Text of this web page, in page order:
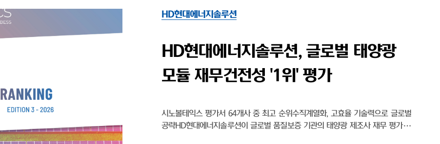
HD현대에너지솔루션
HD현대엔솔, 출범 후 첫 신용등급 'A-
'…태양광 영토 확장 박차
HD현대엔솔, 출범 후 첫 신용등급 'A-'…태양광 영토 확장 박차무차입 경영, 작년
영업익 1077% 상승 미국 OBBBA 수혜·비중국 공급망 강점 태양광 모듈 전문